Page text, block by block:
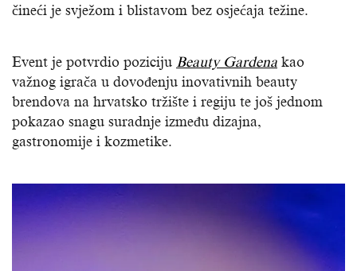
čineći je svježom i blistavom bez osjećaja težine.
Event je potvrdio poziciju Beauty Gardena kao
važnog igrača u dovođenju inovativnih beauty
brendova na hrvatsko tržište i regiju te još jednom
pokazao snagu suradnje između dizajna,
gastronomije i kozmetike.